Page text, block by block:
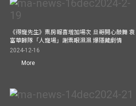
《得寵先生》票房報喜增加場次 旦哥開心鼓舞 袁
富華歸隊「人寵場」謝票眼濕濕 爆隱藏劇情
2024-12-16
More